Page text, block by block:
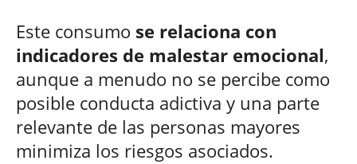
Este consumo se relaciona con
indicadores de malestar emocional,
aunque a menudo no se percibe como
posible conducta adictiva y una parte
relevante de las personas mayores
minimiza los riesgos asociados.